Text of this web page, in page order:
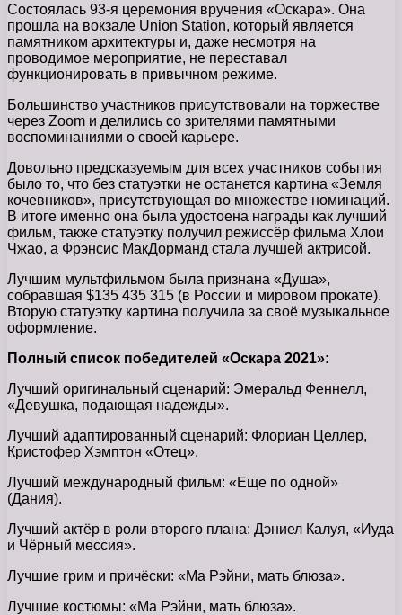
Состоялась 93-я церемония вручения «Оскара». Она
прошла на вокзале Union Station, который является
памятником архитектуры и, даже несмотря на
проводимое мероприятие, не переставал
функционировать в привычном режиме.
Большинство участников присутствовали на торжестве
через Zoom и делились со зрителями памятными
воспоминаниями о своей карьере.
Довольно предсказуемым для всех участников события
было то, что без статуэтки не останется картина «Земля
кочевников», присутствующая во множестве номинаций.
В итоге именно она была удостоена награды как лучший
фильм, также статуэтку получил режиссёр фильма Хлои
Чжао, а Фрэнсис МакДорманд стала лучшей актрисой.
Лучшим мультфильмом была признана «Душа»,
собравшая $135 435 315 (в России и мировом прокате).
Вторую статуэтку картина получила за своё музыкальное
оформление.
Полный список победителей «Оскара 2021»:
Лучший оригинальный сценарий: Эмеральд Феннелл,
«Девушка, подающая надежды».
Лучший адаптированный сценарий: Флориан Целлер,
Кристофер Хэмптон «Отец».
Лучший международный фильм: «Еще по одной»
(Дания).
Лучший актёр в роли второго плана: Дэниел Калуя, «Иуда
и Чёрный мессия».
Лучшие грим и причёски: «Ма Рэйни, мать блюза».
Лучшие костюмы: «Ма Рэйни, мать блюза».